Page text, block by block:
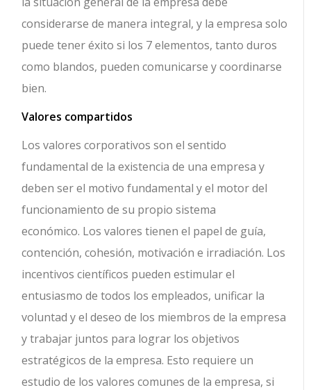
considerarse de manera integral, y la empresa solo
puede tener éxito si los 7 elementos, tanto duros
como blandos, pueden comunicarse y coordinarse
bien.
Valores compartidos
Los valores corporativos son el sentido
fundamental de la existencia de una empresa y
deben ser el motivo fundamental y el motor del
funcionamiento de su propio sistema
económico. Los valores tienen el papel de guía,
contención, cohesión, motivación e irradiación. Los
incentivos científicos pueden estimular el
entusiasmo de todos los empleados, unificar la
voluntad y el deseo de los miembros de la empresa
y trabajar juntos para lograr los objetivos
estratégicos de la empresa. Esto requiere un
estudio de los valores comunes de la empresa, si